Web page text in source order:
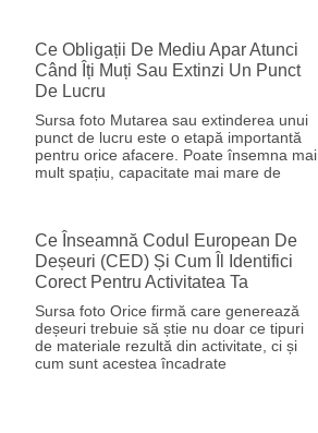
Ce Obligații De Mediu Apar Atunci
Când Îți Muți Sau Extinzi Un Punct
De Lucru
Sursa foto Mutarea sau extinderea unui
punct de lucru este o etapă importantă
pentru orice afacere. Poate însemna mai
mult spațiu, capacitate mai mare de
Ce Înseamnă Codul European De
Deșeuri (CED) Și Cum Îl Identifici
Corect Pentru Activitatea Ta
Sursa foto Orice firmă care generează
deșeuri trebuie să știe nu doar ce tipuri
de materiale rezultă din activitate, ci și
cum sunt acestea încadrate